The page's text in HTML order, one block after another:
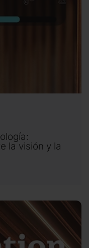
la visión y la